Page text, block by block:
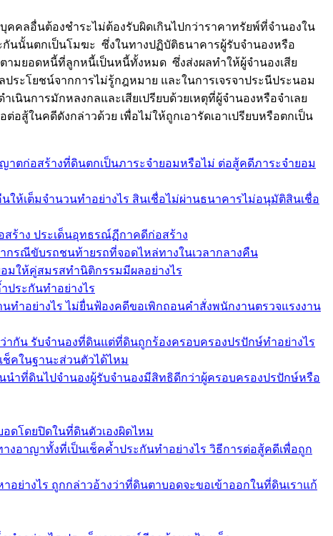
นต้องชำระไม่ต้องรับผิดเกินไปกว่าราคาทรัยพ์ที่จำนองใน
กันนั้นตกเป็นโมฆะ ซึ่งในทางปฏิบัติธนาคารผู้รับจำนองหรือ
ามยอดหนี้ที่ลูกหนี้เป็นหนี้ทั้งหมด ซึ่งส่งผลทำให้ผู้จำนองเสีย
ระโยชน์จากการไม่รู้กฎหมาย และในการเจรจาประนีประนอม
นการมักหลงกลและเสียเปรียบด้วยเหตุที่ผู้จำนองหรือจำเลย
สู้ในคดีดังกล่าวด้วย เพื่อไม่ให้ถูกเอารัดเอาเปรียบหรือตกเป็น
าตก่อสร้างที่ดินตกเป็นภาระจำยอมหรือไม่ ต่อสู้คดีภาระจำยอม
ให้เต็มจำนวนทำอย่างไร สินเชื่อไม่ผ่านธนาคารไม่อนุมัติสินเชื่อ
สร้าง ประเด็นอุทธรณ์ฏีกาคดีก่อสร้าง
กรณีขับรถชนท้ายรถที่จอดไหล่ทางในเวลากลางคืน
มให้คู่สมรสทำนิติกรรมมีผลอย่างไร
ระกันทำอย่างไร
ทำอย่างไร ไม่ยื่นฟ้องคดีขอเพิกถอนคำสั่งพนักงานตรวจแรงงาน
กัน รับจำนองที่ดินแต่ที่ดินถูกร้องครอบครองปรปักษ์ทำอย่างไร
ช็คในฐานะส่วนตัวได้ไหม
ำที่ดินไปจำนองผู้รับจำนองมีสิทธิดีกว่าผู้ครอบครองปรปักษ์หรือ
ดโดยปิดในที่ดินตัวเองผิดไหม
อาญาทั้งที่เป็นเช็คค้ำประกันทำอย่างไร วิธีการต่อสู้คดีเพื่อถูก
อย่างไร ถูกกล่าวอ้างว่าที่ดินตาบอดจะขอเข้าออกในที่ดินเราแก้